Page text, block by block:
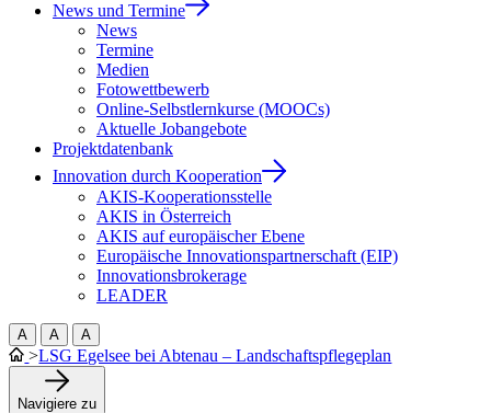
News und Termine
News
Termine
Medien
Fotowettbewerb
Online-Selbstlernkurse (MOOCs)
Aktuelle Jobangebote
Projektdatenbank
Innovation durch Kooperation
AKIS-Kooperationsstelle
AKIS in Österreich
AKIS auf europäischer Ebene
Europäische Innovationspartnerschaft (EIP)
Innovationsbrokerage
LEADER
A A A
>LSG Egelsee bei Abtenau – Landschaftspflegeplan
Navigiere zu